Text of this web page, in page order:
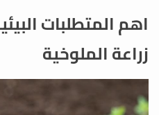
اهم المتطلبات
زراعة الملوخية